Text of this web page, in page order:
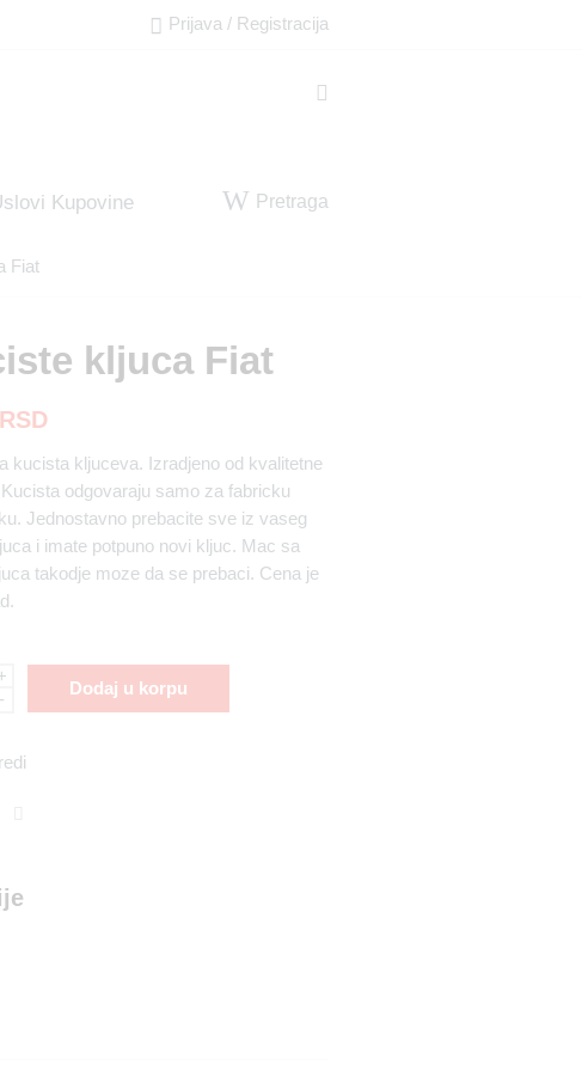
Prijava / Registracija
Kupovine Pretraga
Fiat
kljuca Fiat
RSD
kucista kljuceva. Izradjeno od kvalitetne
odgovaraju samo za fabricku
Jednostavno prebacite sve iz vaseg
i imate potpuno novi kljuc. Mac sa
takodje moze da se prebaci. Cena je
-
Dodaj u korpu